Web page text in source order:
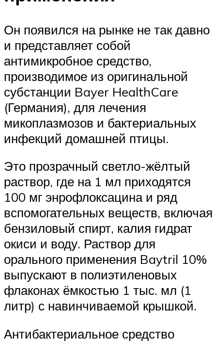
Он появился на рынке не так давно
и представляет собой
антимикробное средство,
производимое из оригинальной
субстанции Bayer HealthCare
(Германия), для лечения
микоплазмозов и бактериальных
инфекций домашней птицы.
Это прозрачный светло-жёлтый
раствор, где на 1 мл приходятся
100 мг энрофлоксацина и ряд
вспомогательных веществ, включая
бензиловый спирт, калия гидрат
окиси и воду. Раствор для
орального применения Baytril 10%
выпускают в полиэтиленовых
флаконах ёмкостью 1 тыс. мл (1
литр) с навинчиваемой крышкой.
Антибактериальное средство